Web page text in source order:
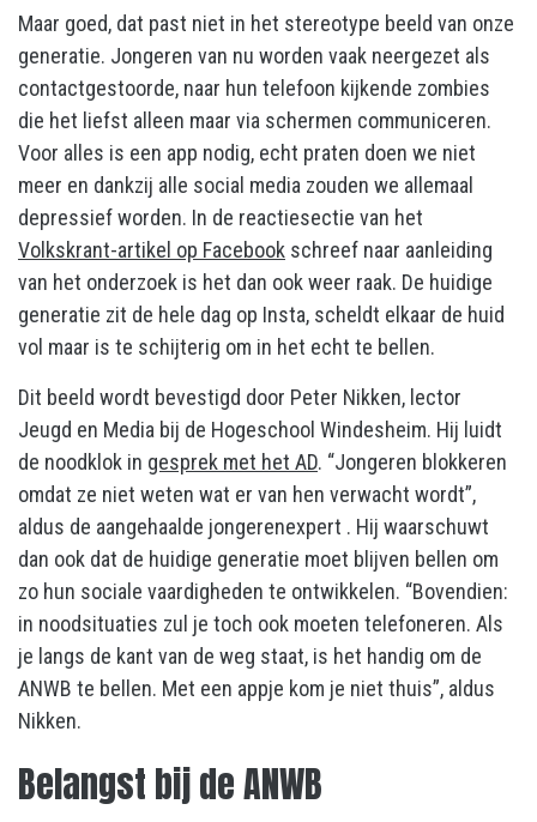
Maar goed, dat past niet in het stereotype beeld van onze
generatie. Jongeren van nu worden vaak neergezet als
contactgestoorde, naar hun telefoon kijkende zombies
die het liefst alleen maar via schermen communiceren.
Voor alles is een app nodig, echt praten doen we niet
meer en dankzij alle social media zouden we allemaal
depressief worden. In de reactiesectie van het
Volkskrant-artikel op Facebook schreef naar aanleiding
van het onderzoek is het dan ook weer raak. De huidige
generatie zit de hele dag op Insta, scheldt elkaar de huid
vol maar is te schijterig om in het echt te bellen.
Dit beeld wordt bevestigd door Peter Nikken, lector
Jeugd en Media bij de Hogeschool Windesheim. Hij luidt
de noodklok in gesprek met het AD. “Jongeren blokkeren
omdat ze niet weten wat er van hen verwacht wordt”,
aldus de aangehaalde jongerenexpert . Hij waarschuwt
dan ook dat de huidige generatie moet blijven bellen om
zo hun sociale vaardigheden te ontwikkelen. “Bovendien:
in noodsituaties zul je toch ook moeten telefoneren. Als
je langs de kant van de weg staat, is het handig om de
ANWB te bellen. Met een appje kom je niet thuis”, aldus
Nikken.
Belangst bij de ANWB